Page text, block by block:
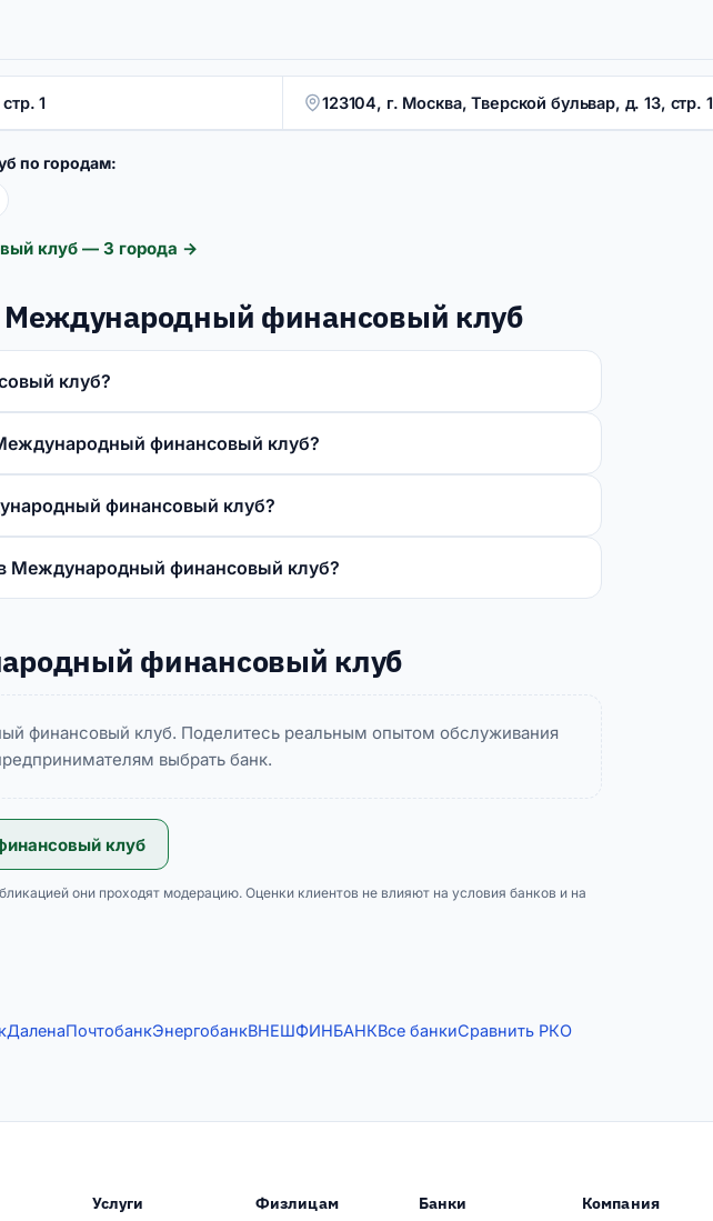
1 123104, г. Москва, Тверской бульвар, д. 13, стр. 1
по городам:
клуб — 3 города →
Международный финансовый клуб
клуб?
финансовый клуб?
финансовый клуб?
Международный финансовый клуб?
финансовый клуб
финансовый клуб. Поделитесь реальным опытом обслуживания
выбрать банк.
клуб
они проходят модерацию. Оценки клиентов не влияют на условия банков и на
ДаленаПочтобанкЭнергобанкВНЕШФИНБАНКВсе банкиСравнить РКО
Услуги Физлицам Банки Компания